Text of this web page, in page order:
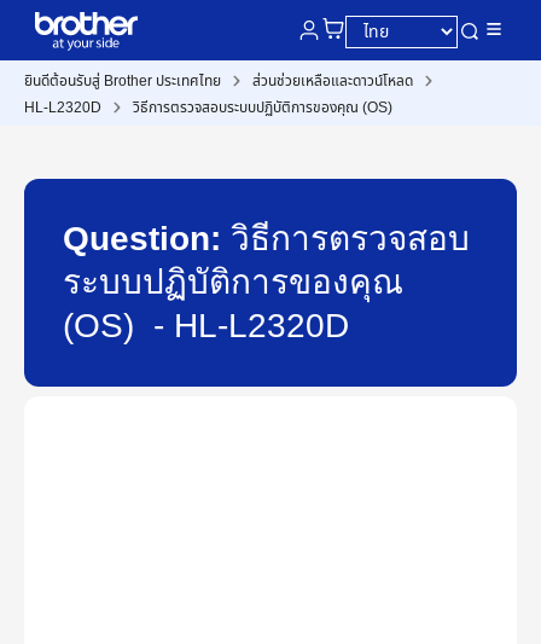
ยินดีต้อนรับสู่ Brother ประเทศไทย
ส่วนช่วยเหลือและดาวน์โหลด
HL-L2320D
วิธีการตรวจสอบระบบปฏิบัติการของคุณ (OS)
Question: วิธีการตรวจสอบ
ระบบปฏิบัติการของคุณ
(OS) - HL-L2320D